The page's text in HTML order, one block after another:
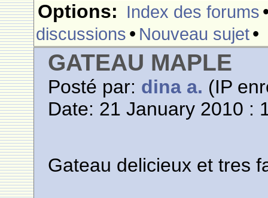
Options: Index des forums
discussions • Nouveau sujet•
GATEAU MAPLE
Posté par: dina a. (IP
Date: 21 January 2010 :
Gateau delicieux et tres